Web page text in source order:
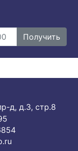
Получить
д, д.3, стр.8